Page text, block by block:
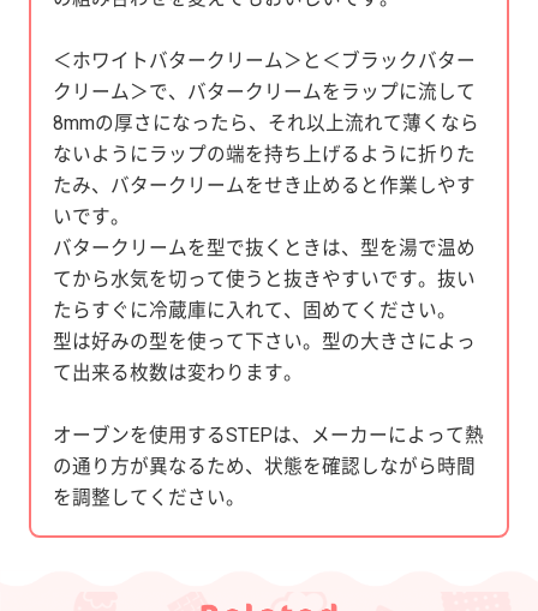
＜ホワイトバタークリーム＞と＜ブラックバター
クリーム＞で、バタークリームをラップに流して
8mmの厚さになったら、それ以上流れて薄くなら
ないようにラップの端を持ち上げるように折りた
たみ、バタークリームをせき止めると作業しやす
いです。
バタークリームを型で抜くときは、型を湯で温め
てから水気を切って使うと抜きやすいです。抜い
たらすぐに冷蔵庫に入れて、固めてください。
型は好みの型を使って下さい。型の大きさによっ
て出来る枚数は変わります。
オーブンを使用するSTEPは、メーカーによって熱
の通り方が異なるため、状態を確認しながら時間
を調整してください。